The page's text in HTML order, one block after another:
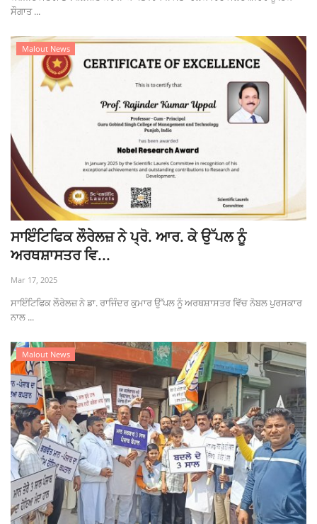
ਸੌਗਾਤ ...
Malout News
ਸਾਇੰਟਿਫਿਕ ਲੌਰੇਲਜ਼ ਨੇ ਪ੍ਰੋ. ਆਰ. ਕੇ ਉੱਪਲ ਨੂੰ
ਅਰਥਸ਼ਾਸਤਰ ਵਿ...
Mar 17, 2025
ਸਾਇੰਟਿਫਿਕ ਲੌਰੇਲਜ਼ ਨੇ ਡਾ. ਰਾਜਿੰਦਰ ਕੁਮਾਰ ਉੱਪਲ ਨੂੰ ਅਰਥਸ਼ਾਸਤਰ ਵਿੱਚ ਨੋਬਲ ਪੁਰਸਕਾਰ
ਨਾਲ ...
Malout News